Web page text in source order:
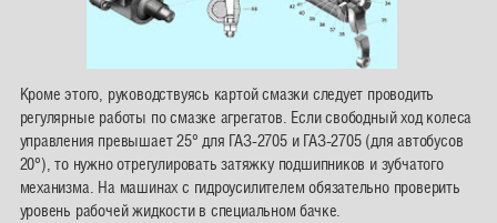
Кроме этого, руководствуясь картой смазки следует проводить
регулярные работы по смазке агрегатов. Если свободный ход колеса
управления превышает 25° для ГАЗ-2705 и ГАЗ-2705 (для автобусов
20°), то нужно отрегулировать затяжку подшипников и зубчатого
механизма. На машинах с гидроусилителем обязательно проверить
уровень рабочей жидкости в специальном бачке.